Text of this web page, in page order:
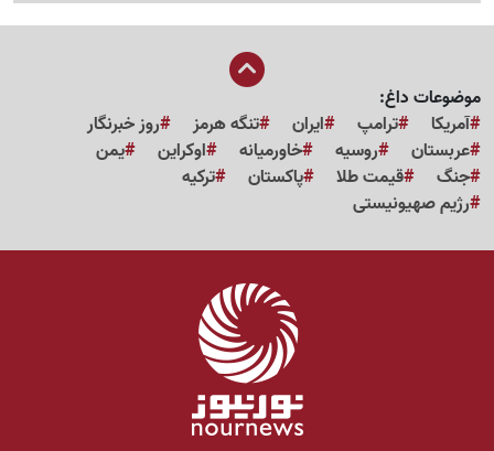
موضوعات داغ:
آمریکا
ترامپ ایران تنگه هرمز
روز خبرنگار
عربستان
روسیه خاورمیانه اوکراین
یمن
جنگ
قیمت طلا پاکستان
ترکیه
رژیم صهیونیستی